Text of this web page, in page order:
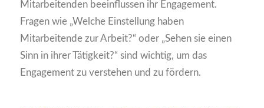
Mitarbeitenden beeinflussen ihr Engagement.
Fragen wie „Welche Einstellung haben
Mitarbeitende zur Arbeit?“ oder „Sehen sie einen
Sinn in ihrer Tätigkeit?“ sind wichtig, um das
Engagement zu verstehen und zu fördern.